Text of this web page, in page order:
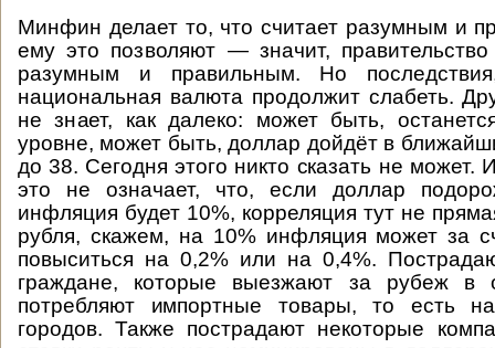
Минфин делает то, что считает разумным и
ему это позволяют — значит,
разумным и правильным. Но
национальная валюта продолжит слабеть.
не знает, как далеко: может быть,
уровне, может быть, доллар дойдёт в
до 38. Сегодня этого никто сказать не может.
это не означает, что, если доллар
инфляция будет 10%, корреляция тут не
рубля, скажем, на 10% инфляция может за
повыситься на 0,2% или на 0,4%.
граждане, которые выезжают за рубеж в
потребляют импортные товары, то есть
городов. Также пострадают некоторые